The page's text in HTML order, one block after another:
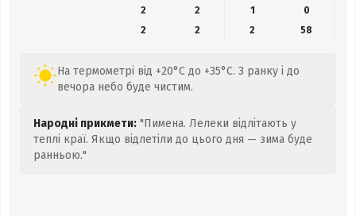
2
2 1
0
2
2 2 58
На термометрі від +20°C до +35°C. З ранку і до
вечора небо буде чистим.
Народні прикмети: "Пимена. Лелеки відлітають у
теплі краї. Якщо відлетіли до цього дня — зима буде
ранньою."